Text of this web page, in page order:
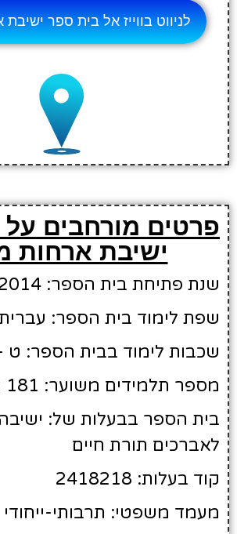
לניווט בווייז אל בית ספר
פרטים מורחבים על
ישיבת ארחות
שנת פתיחת בית הספר: 2014
שפת לימוד בית הספר: עברית
שכבות לימוד בבית הספר: ט -
מספר תלמידים משוער: 181 תלמידים
בית הספר בבעלות של: ישיבה
לאברכים תורת חיים
קוד בעלות: 2418218
מעמד משפטי: תרבותי-ייחודי